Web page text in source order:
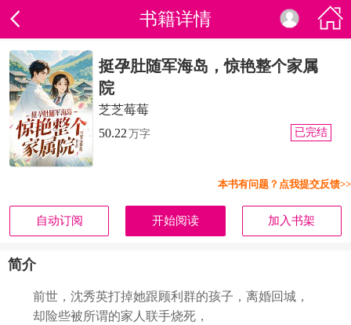
书籍详情
挺孕肚随军海岛，惊艳整个家属
院
芝芝莓莓
50.22 万字 已完结
本书有问题？点我提交反馈>>
自动订阅 开始阅读 加入书架
简介
前世，沈秀英打掉她跟顾利群的孩子，离婚回城，
却险些被所谓的家人联手烧死，